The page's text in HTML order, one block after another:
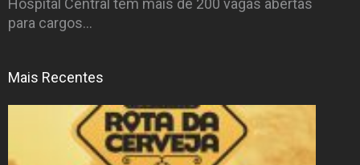
Hospital Central tem mais de 200 vagas abertas
para cargos…
Mais Recentes